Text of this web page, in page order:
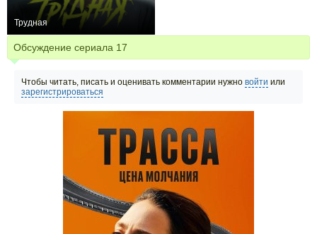
Трудная
Обсуждение сериала 17
Чтобы читать, писать и оценивать комментарии нужно войти или
зарегистрироваться